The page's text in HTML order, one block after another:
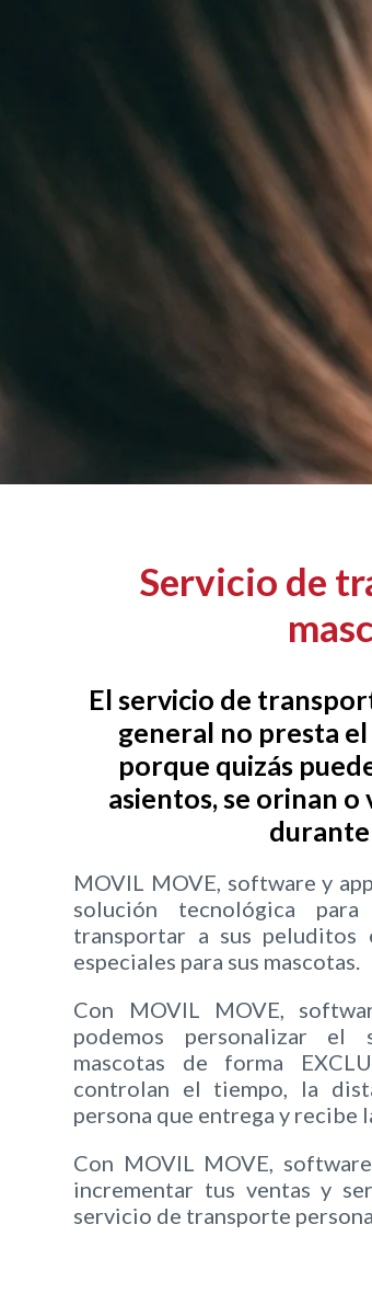
Servicio de
El servicio de
general no presta
porque quizás
asientos, se orinan o
MOVIL MOVE, software y
solución tecnológica
transportar a sus peluditos
especiales para sus mascotas.
Con MOVIL MOVE,
podemos personalizar
mascotas de forma
controlan el tiempo, la
persona que entrega y recibe
Con MOVIL MOVE,
incrementar tus ventas y
servicio de transporte